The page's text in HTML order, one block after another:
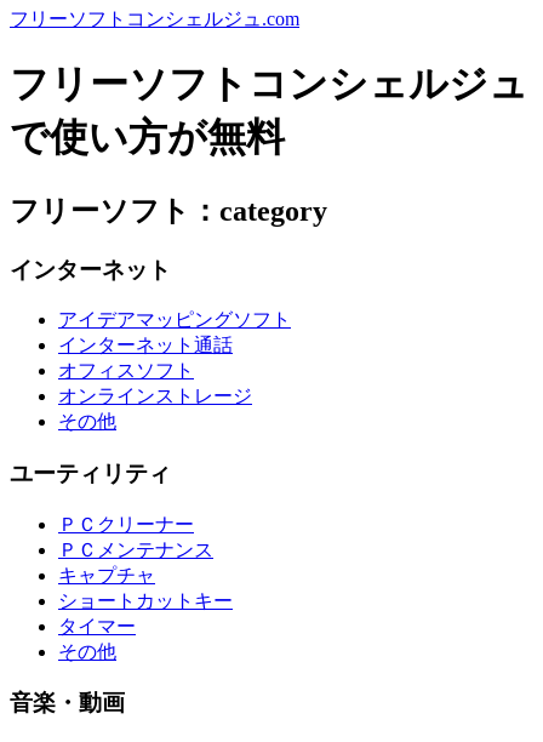
フリーソフトコンシェルジュ.com
フリーソフトコンシェルジュ
で使い方が無料
フリーソフト：category
インターネット
アイデアマッピングソフト
インターネット通話
オフィスソフト
オンラインストレージ
その他
ユーティリティ
ＰＣクリーナー
ＰＣメンテナンス
キャプチャ
ショートカットキー
タイマー
その他
音楽・動画